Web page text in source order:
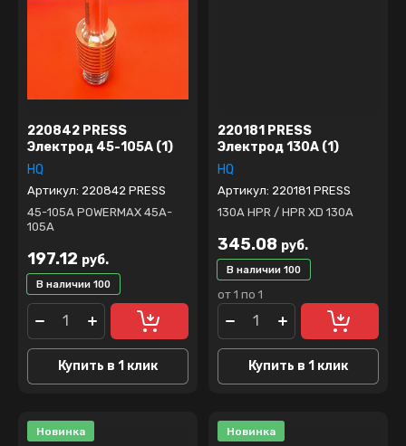
Название - Я-А
Название - А-Я
220842 PRESS
Электрод 45-105А (1)
HQ
Артикул: 220842 PRESS
45-105А POWERMAX 45A-
105A
В наличии 100
197.12 руб.
Купить в 1 клик
220181 PRESS
Электрод 130А (1)
HQ
Артикул: 220181 PRESS
130А HPR / HPR XD 130A
В наличии 100
345.08 руб.
от 1 по 1
Купить в 1 клик
Новинка Новинка